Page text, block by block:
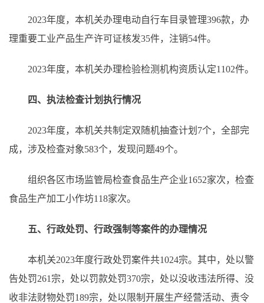
2023年度，本机关办理电动自行车目录管理396款，办
理重要工业产品生产许可证核发35件，注销54件。
2023年度，本机关办理检验检测机构资质认定1102件。
四、执法检查计划执行情况
2023年度，本机关共制定双随机抽查计划7个，全部完
成，涉及检查对象583个，发现问题49个。
组织各区市场监管局检查食品生产企业1652家次，检查
食品生产加工小作坊118家次。
五、行政处罚、行政强制等案件的办理情况
本机关2023年度行政处罚案件共1024宗。其中，处以警
告处罚261宗，处以罚款处罚370宗，处以没收违法所得、没
收非法财物处罚189宗，处以限制开展生产经营活动、责令